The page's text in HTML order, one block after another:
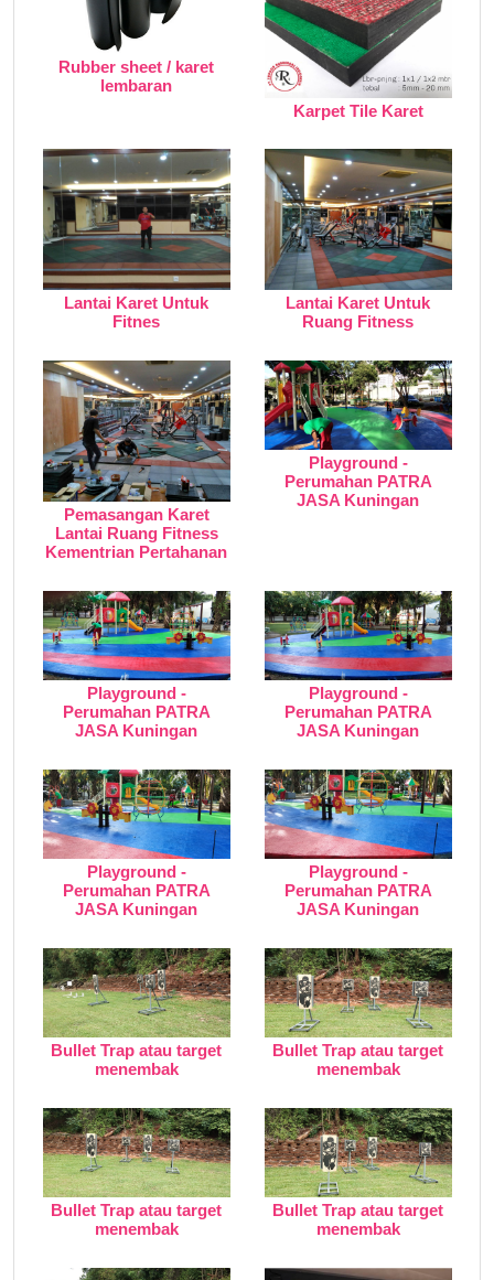
Rubber sheet / karet
lembaran
Karpet Tile Karet
Lantai Karet Untuk
Fitnes
Lantai Karet Untuk
Ruang Fitness
Pemasangan Karet
Lantai Ruang Fitness
Kementrian Pertahanan
Playground -
Perumahan PATRA
JASA Kuningan
Playground -
Perumahan PATRA
JASA Kuningan
Playground -
Perumahan PATRA
JASA Kuningan
Playground -
Perumahan PATRA
JASA Kuningan
Playground -
Perumahan PATRA
JASA Kuningan
Bullet Trap atau target
menembak
Bullet Trap atau target
menembak
Bullet Trap atau target
menembak
Bullet Trap atau target
menembak